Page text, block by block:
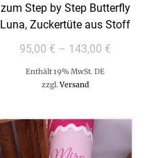
zum Step by Step Butterfly
Luna, Zuckertüte aus Stoff
95,00 € – 143,00 €
Enthält 19% MwSt. DE
zzgl.Versand